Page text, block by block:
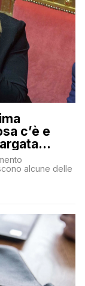
c’è e
alcune delle